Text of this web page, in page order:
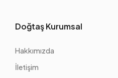
Doğtaş Kurumsal
Hakkımızda
İletişim